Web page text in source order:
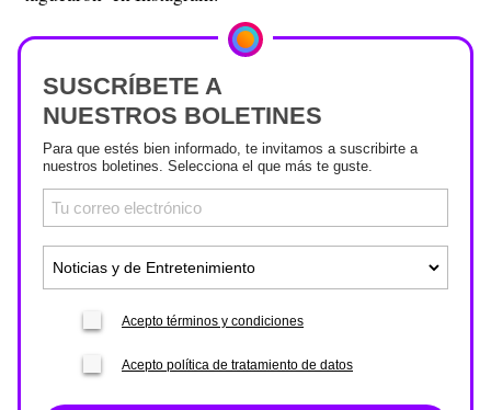
SUSCRÍBETE A
NUESTROS BOLETINES
Para que estés bien informado, te invitamos a suscribirte a
nuestros boletines. Selecciona el que más te guste.
Acepto términos y condiciones
Acepto política de tratamiento de datos